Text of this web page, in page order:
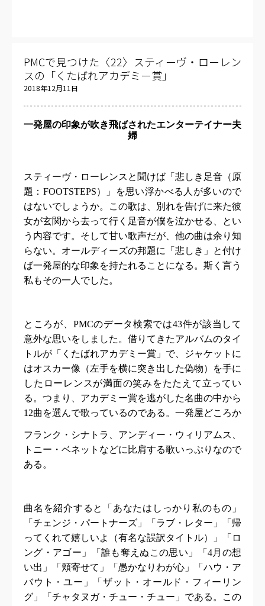
PMCで見つけた〈22〉スティーヴ・ローレン
スの「くたばれアカデミー賞」
2018年12月11日
一発屋の印象が吹き飛ばされたエンターテイナー夫
婦
スティーヴ・ローレンスと聞けば「悲しき足音（原
題： FOOTSTEPS）」を思い浮かべる人が多いので
はないでしょうか。この歌は、別れを告げに来た彼
女が玄関から去って行く足音が僕を泣かせる、とい
う内容です。そして甘い歌声だが、他の曲は余り知
らない。オールディーズの邦題に「悲しき」と付け
ば一発屋的な印象を持たれることになる。斯く言う
私もその一人でした。
ところが、 PMCのデータ検索では43件が該当して
意外な思いをしました。借りてきたアルバムのタイ
トルが「くたばれアカデミー賞」で、ジャケットに
はオスカー像（左手を横に突き出した偽物）を手に
したローレンスが満面の笑みをたたえて立ってい
る。つまり、アカデミー賞を逃がした名曲の中から
12曲を選んで歌っているのである。一発屋どころか
フランク・シナトラ、アンディー・ウィリアムス、
トニー・ベネットなどに比肩する歌いっぷりなので
ある。
曲名を紹介すると「あなたはしっかり私のもの」
「チェンジ・パートナーズ」「ラブ・レター」「帰
ってくれて嬉しいよ（有名な誤訳タイトル）」「ロ
ング・アゴー」「誰も奪えぬこの思い」「 4月の想
い出」「頬寄せて」「愚かなりわが心」「ハウ・ア
バウト・ユー」「ザット・オールド・フィーリン
グ」「チャタヌガ・チュー・チュー」である。この